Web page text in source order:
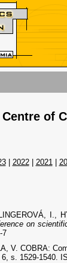
Centre of
| 2022| 2021
I.,
on
7
V. COBRA:
s. 1529-1540.